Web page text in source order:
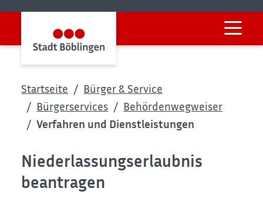
Startseite
Bürger & Service
Bürgerservices
Behördenwegweiser
Verfahren und Dienstleistungen
Niederlassungserlaubnis
beantragen